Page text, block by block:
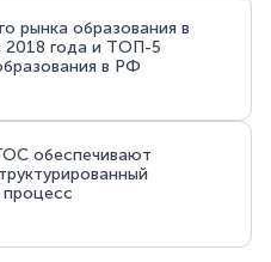
рынка образования в
2018 года и ТОП-5
в РФ
обеспечивают
процесс